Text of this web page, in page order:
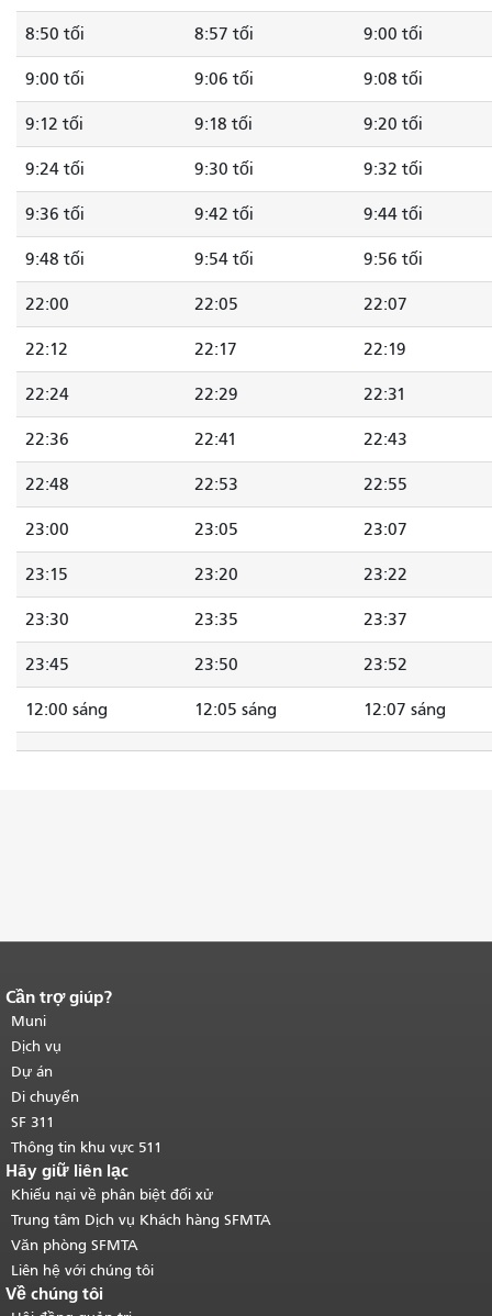
8:50 tối 8:57 tối 9:00 tối
9:00 tối 9:06 tối 9:08 tối
9:12 tối 9:18 tối 9:20 tối
9:24 tối 9:30 tối 9:32 tối
9:36 tối 9:42 tối 9:44 tối
9:48 tối 9:54 tối 9:56 tối
22:00 22:05 22:07
22:12 22:17 22:19
22:24 22:29 22:31
22:36 22:41 22:43
22:48 22:53 22:55
23:00 23:05 23:07
23:15 23:20 23:22
23:30 23:35 23:37
23:45 23:50 23:52
12:00 sáng 12:05 sáng 12:07 sáng
Kết thúc nội dung trang.
của trang này được lặp lại trên mọi
trang.Quay lại đầu trang nội dung
chính.
Cần trợ giúp?
Muni
Dịch vụ
Dự án
Di chuyển
SF 311
Thông tin khu vực 511
Hãy giữ liên lạc
Khiếu nại về phân biệt đối xử
Trung tâm Dịch vụ Khách hàng SFMTA
Văn phòng SFMTA
Liên hệ với chúng tôi
Về chúng tôi